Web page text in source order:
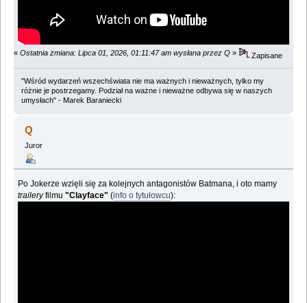
« Ostatnia zmiana: Lipca 01, 2026, 01:11:47 am wysłana przez Q » Zapisane
"Wśród wydarzeń wszechświata nie ma ważnych i nieważnych, tylko my
różnie je postrzegamy. Podział na ważne i nieważne odbywa się w naszych
umysłach" - Marek Baraniecki
Q
Juror
Po Jokerze wzięli się za kolejnych antagonistów Batmana, i oto mamy
traileryfilmu"Clayface" (info o tytułowcu):